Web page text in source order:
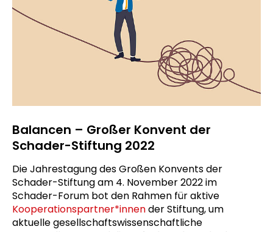
Balancen – Großer Konvent der
Schader-Stiftung 2022
Die Jahrestagung des Großen Konvents der
Schader-Stiftung am 4. November 2022 im
Schader-Forum bot den Rahmen für aktive
Kooperationspartner*innender Stiftung, um
aktuelle gesellschaftswissenschaftliche